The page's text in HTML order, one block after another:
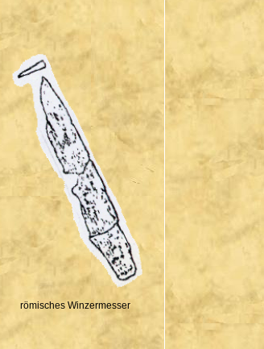
römisches Winzermesser